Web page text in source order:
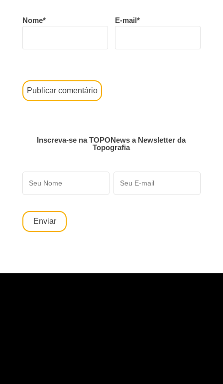
Nome* E-mail*
Inscreva-se na TOPONews a Newsletter da
Topografia